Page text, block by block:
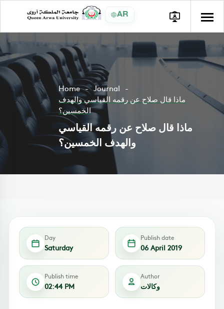
AR
Home
Journal
ماذا قال صلاح عن رقمه القياسي والهدف
الخمسين؟
ماذا قال صلاح عن رقمه القياسي
والهدف الخمسين؟
Day
Saturday
Publish date
06 April 2019
Publish time
02:44 PM
Author
وكالات